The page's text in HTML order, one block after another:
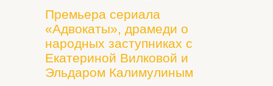
Премьера сериала
«Адвокаты», драмеди о
народных заступниках с
Екатериной Вилковой и
Эльдаром Калимулиным